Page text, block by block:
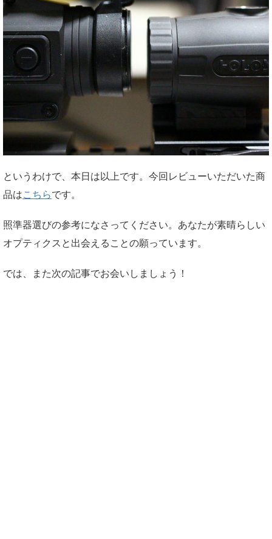
というわけで、本日は以上です。今回レビューいただいた商
品はこちらです。
照準器選びの参考になさってください。あなたが素晴らしい
オプティクスと出会えることの願っています。
では、また次の記事でお会いしましょう！